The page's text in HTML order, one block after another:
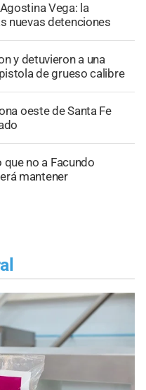
Vega: la
nuevas detenciones
y detuvieron a una
de grueso calibre
oeste de Santa Fe
no a Facundo
mantener